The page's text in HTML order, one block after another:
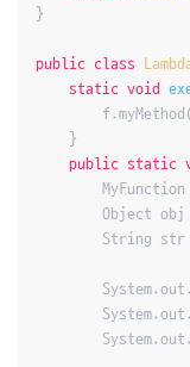
}
public class
static void
    }
public static
MyFunction
Object
String